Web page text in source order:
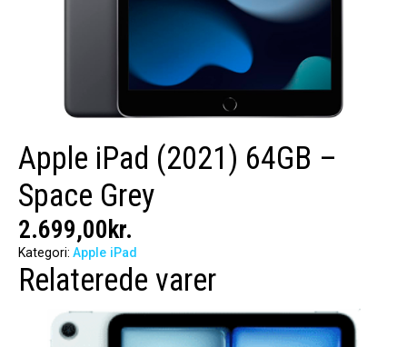
Apple iPad (2021) 64GB –
Space Grey
2.699,00kr.
Kategori: Apple iPad
Relaterede varer